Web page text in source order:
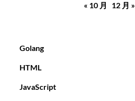
« 10 月 12 月 »
Golang
HTML
JavaScript